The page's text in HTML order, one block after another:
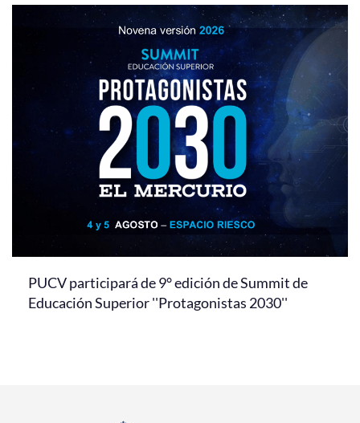
PUCV participará de 9° edición de Summit de
Educación Superior ''Protagonistas 2030''